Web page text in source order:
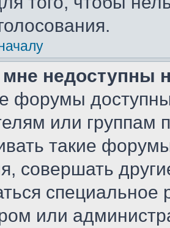
мне недоступны
форумы
или группам
такие
совершать
или